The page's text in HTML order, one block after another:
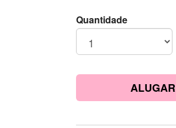
Quantidade
ALUGAR